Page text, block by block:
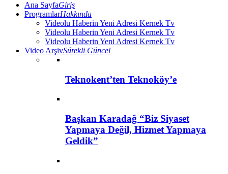
Ana SayfaGiriş
ProgramlarHakkında
Videolu Haberin Yeni Adresi Kernek Tv
Videolu Haberin Yeni Adresi Kernek Tv
Videolu Haberin Yeni Adresi Kernek Tv
Video ArşivSürekli Güncel
Teknokent’ten Teknoköy’e
Başkan Karadağ “Biz Siyaset
Yapmaya Değil, Hizmet Yapmaya
Geldik”